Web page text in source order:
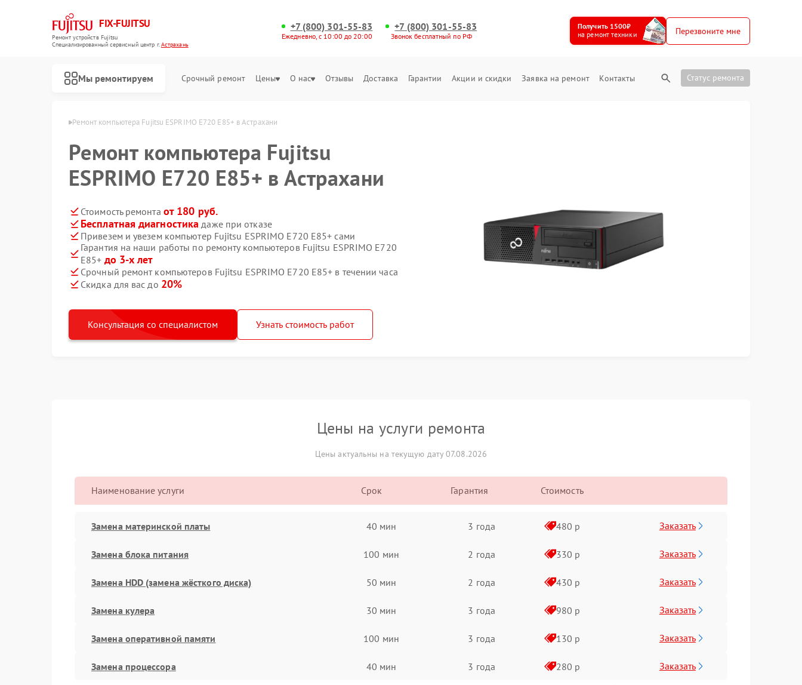
FIX-FUJITSU
Ремонт устройств Fujitsu
Специализированный cервисный центр г.Астрахань
+7 (800) 301-55-83
Ежедневно, с 10:00 до 20:00
+7 (800) 301-55-83
Звонок бесплатный по РФ
Получить 1500₽
на ремонт техники
Перезвоните мне
Мы ремонтируем Срочный ремонт Цены О нас Отзывы Доставка Гарантии Акции и скидки Заявка на ремонт Контакты Статус ремонта
Ремонт компьютера Fujitsu ESPRIMO E720 E85+ в Астрахани
Ремонт компьютера Fujitsu
ESPRIMO E720 E85+ в Астрахани
Стоимость ремонта от 180 руб.
Бесплатная диагностика даже при отказе
Привезем и увезем компьютер Fujitsu ESPRIMO E720 E85+ сами
Гарантия на наши работы по ремонту компьютеров Fujitsu ESPRIMO E720
E85+ до 3-х лет
Срочный ремонт компьютеров Fujitsu ESPRIMO E720 E85+ в течении часа
Скидка для вас до 20%
Консультация со специалистом Узнать стоимость работ
Цены на услуги ремонта
Цены актуальны на текущую дату 07.08.2026
Наименование услуги Срок Гарантия Стоимость
Замена материнской платы 40 мин 3 года 480 р Заказать
Замена блока питания 100 мин 2 года 330 р Заказать
Замена HDD (замена жёсткого диска) 50 мин 2 года 430 р Заказать
Замена кулера 30 мин 3 года 980 р Заказать
Замена оперативной памяти 100 мин 3 года 130 р Заказать
Замена процессора 40 мин 3 года 280 р Заказать